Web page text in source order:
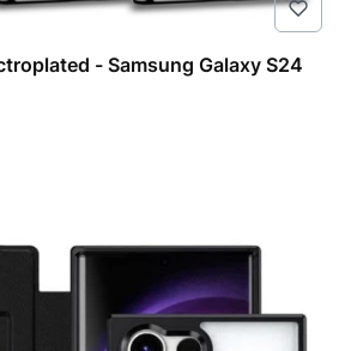
- Samsung Galaxy S24